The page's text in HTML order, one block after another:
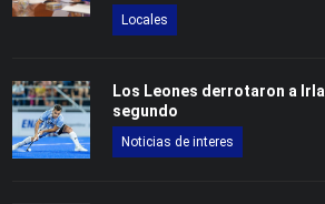
Locales
Los Leones derrotaron a
segundo
Noticias de interes